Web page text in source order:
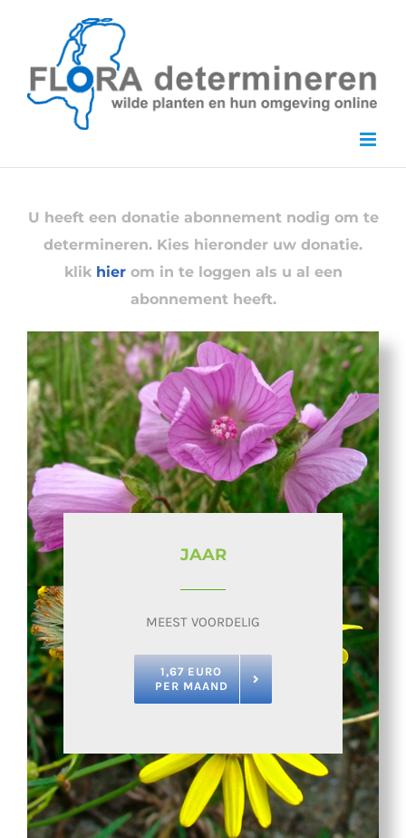
content
U heeft een donatie abonnement nodig om te
determineren. Kies hieronder uw donatie.
klik hierom in te loggen als u al een
abonnement heeft.
JAAR
MEEST VOORDELIG
1,67 EURO
PER MAAND